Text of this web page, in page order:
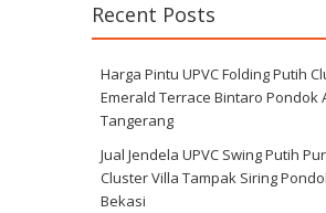
Recent Posts
Harga Pintu UPVC Folding Putih
Emerald Terrace Bintaro Pondok
Tangerang
Jual Jendela UPVC Swing Putih
Cluster Villa Tampak Siring
Bekasi